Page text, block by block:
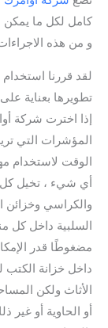
كامل لكل ما يمكن
و من هذه
لقد قررنا
تطويرها بعناية
إذا اخترت شركة
المؤشرات التي
الوقت لاستخدام
أي شيء ، تخيل كل
والكراسي وخزائن
السلبية داخل كل
مضغوطًا قدر
داخل خزانة
الأثاث ولكن
أو الحاوية أو غير